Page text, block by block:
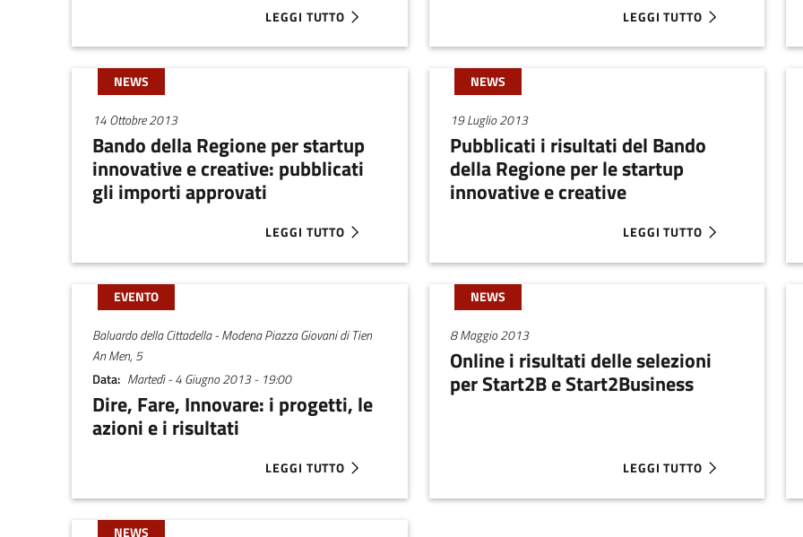
LEGGI TUTTO
ABOUT PUBBLICATE LE GRADUATORIE DEL BANDO STARTUP INNOVATIVE 2013 DELLA
LEGGI TUTTO
ABOUT ECCO LE STARTUP
NEWS
14 Ottobre 2013
Bando della Regione per startup
innovative e creative: pubblicati
gli importi approvati
LEGGI TUTTO
ABOUT BANDO DELLA REGIONE PER STARTUP INNOVATIVE E CREATIVE: PUBBLICATI
NEWS
19 Luglio 2013
Pubblicati i risultati del Bando
della Regione per le startup
innovative e creative
LEGGI TUTTO
ABOUT PUBBLICATI I
EVENTO
Baluardo della Cittadella - Modena Piazza Giovani di Tien
An Men, 5
Data Martedì - 4 Giugno 2013 - 19:00
Dire, Fare, Innovare: i progetti, le
azioni e i risultati
LEGGI TUTTO
ABOUT DIRE, FARE, INNOVARE: I PROGETTI, LE AZIONI E I RISULTATI
NEWS
8 Maggio 2013
Online i risultati delle selezioni
per Start2B e Start2Business
LEGGI TUTTO
ABOUT ONLINE I RISULTATI
NEWS